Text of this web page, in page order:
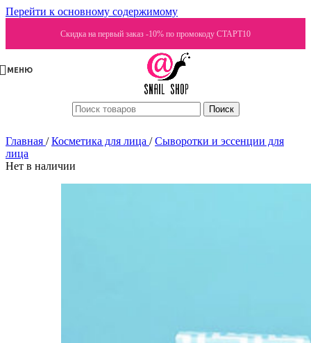
Перейти к основному содержимому
Скидка на первый заказ -10% по промокоду СТАРТ10
МЕНЮ
Поиск
Главная / Косметика для лица / Сыворотки и эссенции для
лица
Нет в наличии